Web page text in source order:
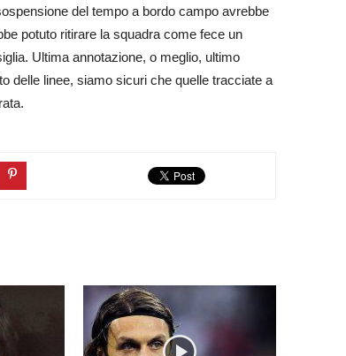
del tempo a bordo campo avrebbe
potuto ritirare la squadra come fece un
Ultima annotazione, o meglio, ultimo
delle linee, siamo sicuri che quelle tracciate a